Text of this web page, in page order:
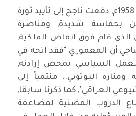
قيام ثورة 14 تموز 1958م, دفعت ناجح إلى تأييد ثورة
بحماسة شديدة, ومناصرة
الذي قام فوق انقاض الملكية,
يذكر الناجي أن المعموري "فقد اتجه في
العمل السياسي بمحض إرادته,
اليوتوبي.. منتمياً إلى
العراقي", كما ذكرنا سابقا,
الدروب المضنية لمضاعفة